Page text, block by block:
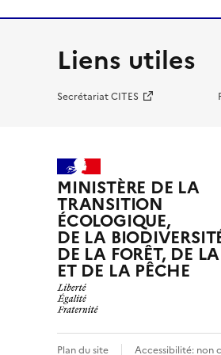
Liens utiles
Secrétariat CITES
MINISTÈRE DE LA
TRANSITION
ÉCOLOGIQUE,
DE LA
DE LA FORÊT, DE
ET DE LA PÊCHE
Plan du site Accessibilité: non